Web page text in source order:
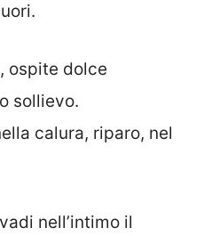
ospite dolce
sollievo.
calura, riparo, nel
nell’intimo il